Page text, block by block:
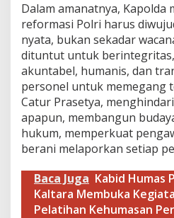
o
d
a
K
a
l
t
a
r
a
Dalam amanatnya, Kapolda
reformasi Polri harus
nyata, bukan sekadar
dituntut untuk
akuntabel, humanis, dan
personel untuk memegang
Catur Prasetya,
apapun, membangun
hukum, memperkuat
berani melaporkan setiap
Baca Juga Kabid Humas
Kaltara Membuka
Pelatihan Kehumasan